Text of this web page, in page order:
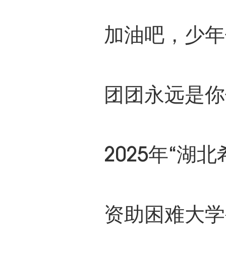
加油吧，少
团团永远是
2025年“湖北
资助困难大